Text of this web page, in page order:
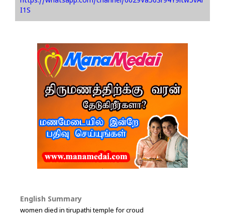
I1S
English Summary
women died in tirupathi temple for croud